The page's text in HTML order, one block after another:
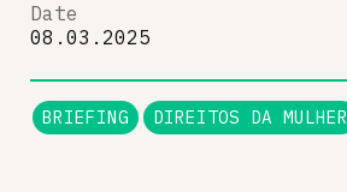
Date
08.03.2025
BRIEFING DIREITOS DA MULHER